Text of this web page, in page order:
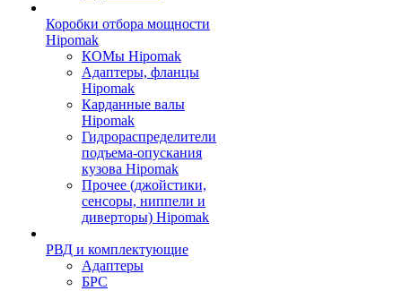
Коробки отбора мощности
Hipomak
КОМы Hipomak
Адаптеры, фланцы
Hipomak
Карданные валы
Hipomak
Гидрораспределители
подъема-опускания
кузова Hipomak
Прочее (джойстики,
сенсоры, ниппели и
диверторы) Hipomak
РВД и комплектующие
Адаптеры
БРС